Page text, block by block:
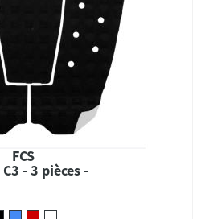
FCS
- 3 pièces -